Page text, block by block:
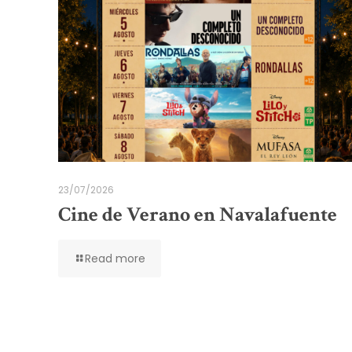
23/07/2026
Cine de Verano en Navalafuente
Read more